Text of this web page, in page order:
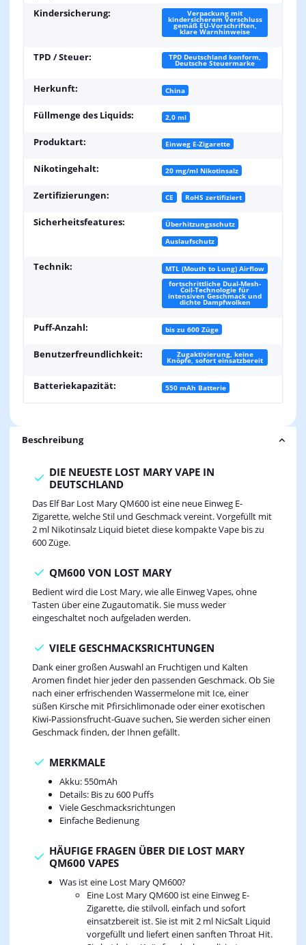
Kindersicherung: Verpackung mit
kindersicherem Verschluss
gemäß EU-Vorschriften,
klare Warnhinweise
TPD / Steuer: TPD Deutschland konform,
Deutsche Steuermarke
Herkunft: China
Füllmenge des Liquids: 2,0 ml
Produktart: Einweg E-Zigarette
Nikotingehalt: 20 mg/ml Nikotinsalz
Zertifizierungen: CE RoHS zertifiziert
Sicherheitsfeatures:
Überhitzungsschutz
Auslaufschutz
Technik:
MTL (Mouth to Lung) Airflow
fortschrittliche Dual-Mesh-
Coil-Technologie für
intensiven Geschmack und
dichte Dampfwolken
Puff-Anzahl: bis zu 600 Züge
Benutzerfreundlichkeit: Zugaktivierung, keine
Knöpfe, sofort einsatzbereit
Batteriekapazität: 550 mAh Batterie
Beschreibung
DIE NEUESTE LOST MARY VAPE IN
DEUTSCHLAND
Das Elf Bar Lost Mary QM600 ist eine neue Einweg E-
Zigarette, welche Stil und Geschmack vereint. Vorgefüllt mit
2 ml Nikotinsalz Liquid bietet diese kompakte Vape bis zu
600 Züge.
QM600 VON LOST MARY
Bedient wird die Lost Mary, wie alle Einweg Vapes, ohne
Tasten über eine Zugautomatik. Sie muss weder
eingeschaltet noch aufgeladen werden.
VIELE GESCHMACKSRICHTUNGEN
Dank einer großen Auswahl an Fruchtigen und Kalten
Aromen findet hier jeder den passenden Geschmack. Ob Sie
nach einer erfrischenden Wassermelone mit Ice, einer
süßen Kirsche mit Pfirsichlimonade oder einer exotischen
Kiwi-Passionsfrucht-Guave suchen, Sie werden sicher einen
Geschmack finden, der Ihnen gefällt.
MERKMALE
Akku: 550mAh
Details: Bis zu 600 Puffs
Viele Geschmacksrichtungen
Einfache Bedienung
HÄUFIGE FRAGEN ÜBER DIE LOST MARY
QM600 VAPES
Was ist eine Lost Mary QM600?
Eine Lost Mary QM600 ist eine Einweg E-
Zigarette, die stilvoll, einfach und sofort
einsatzbereit ist. Sie ist mit 2 ml NicSalt Liquid
vorgefüllt und liefert einen sanften Throat Hit.